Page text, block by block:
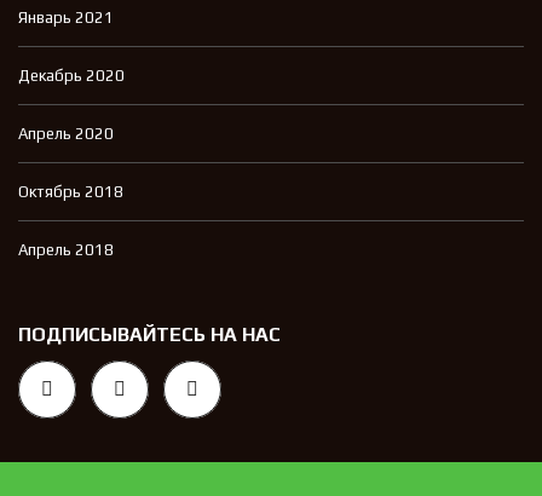
Январь 2021
Декабрь 2020
Апрель 2020
Октябрь 2018
Апрель 2018
ПОДПИСЫВАЙТЕСЬ НА НАС